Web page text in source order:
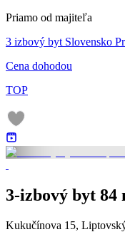
Priamo od majiteľa
3 izbový byt Slovensko
Cena dohodou
TOP
3-izbový byt 84
Kukučínova 15,